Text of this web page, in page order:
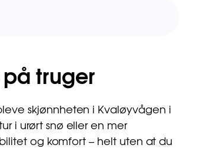
på truger
skjønnheten i Kvaløyvågen i
i urørt snø eller en mer
og komfort – helt uten at du